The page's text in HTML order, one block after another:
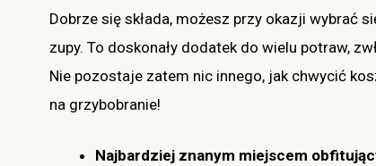
Dobrze się składa, możesz przy okazji wybrać
zupy. To doskonały dodatek do wielu potraw,
Nie pozostaje zatem nic innego, jak chwycić
na grzybobranie!
Najbardziej znanym miejscem